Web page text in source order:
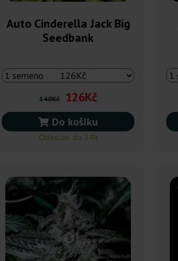
Auto Cinderella Jack Big
Seedbank
140Kč 126Kč
Do košíku
Odeslání do 24h